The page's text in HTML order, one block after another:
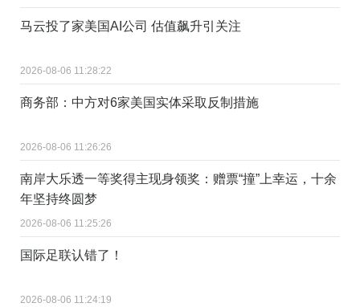
马云投了家美国AI公司 估值飙升引关注
2026-08-06 11:28:22
商务部：中方对6家美国实体采取反制措施
2026-08-06 11:26:26
南岸大乐透一等奖得主现身领奖：赠票“撞”上幸运，十余
年坚持终圆梦
2026-08-06 11:25:26
国际足联认错了！
2026-08-06 11:24:19